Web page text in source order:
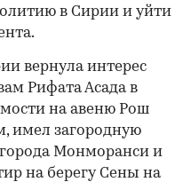
в Сирии и уйти
вернула интерес
Рифата Асада в
на авеню Рош
имел загородную
Монморанси и
на берегу Сены на